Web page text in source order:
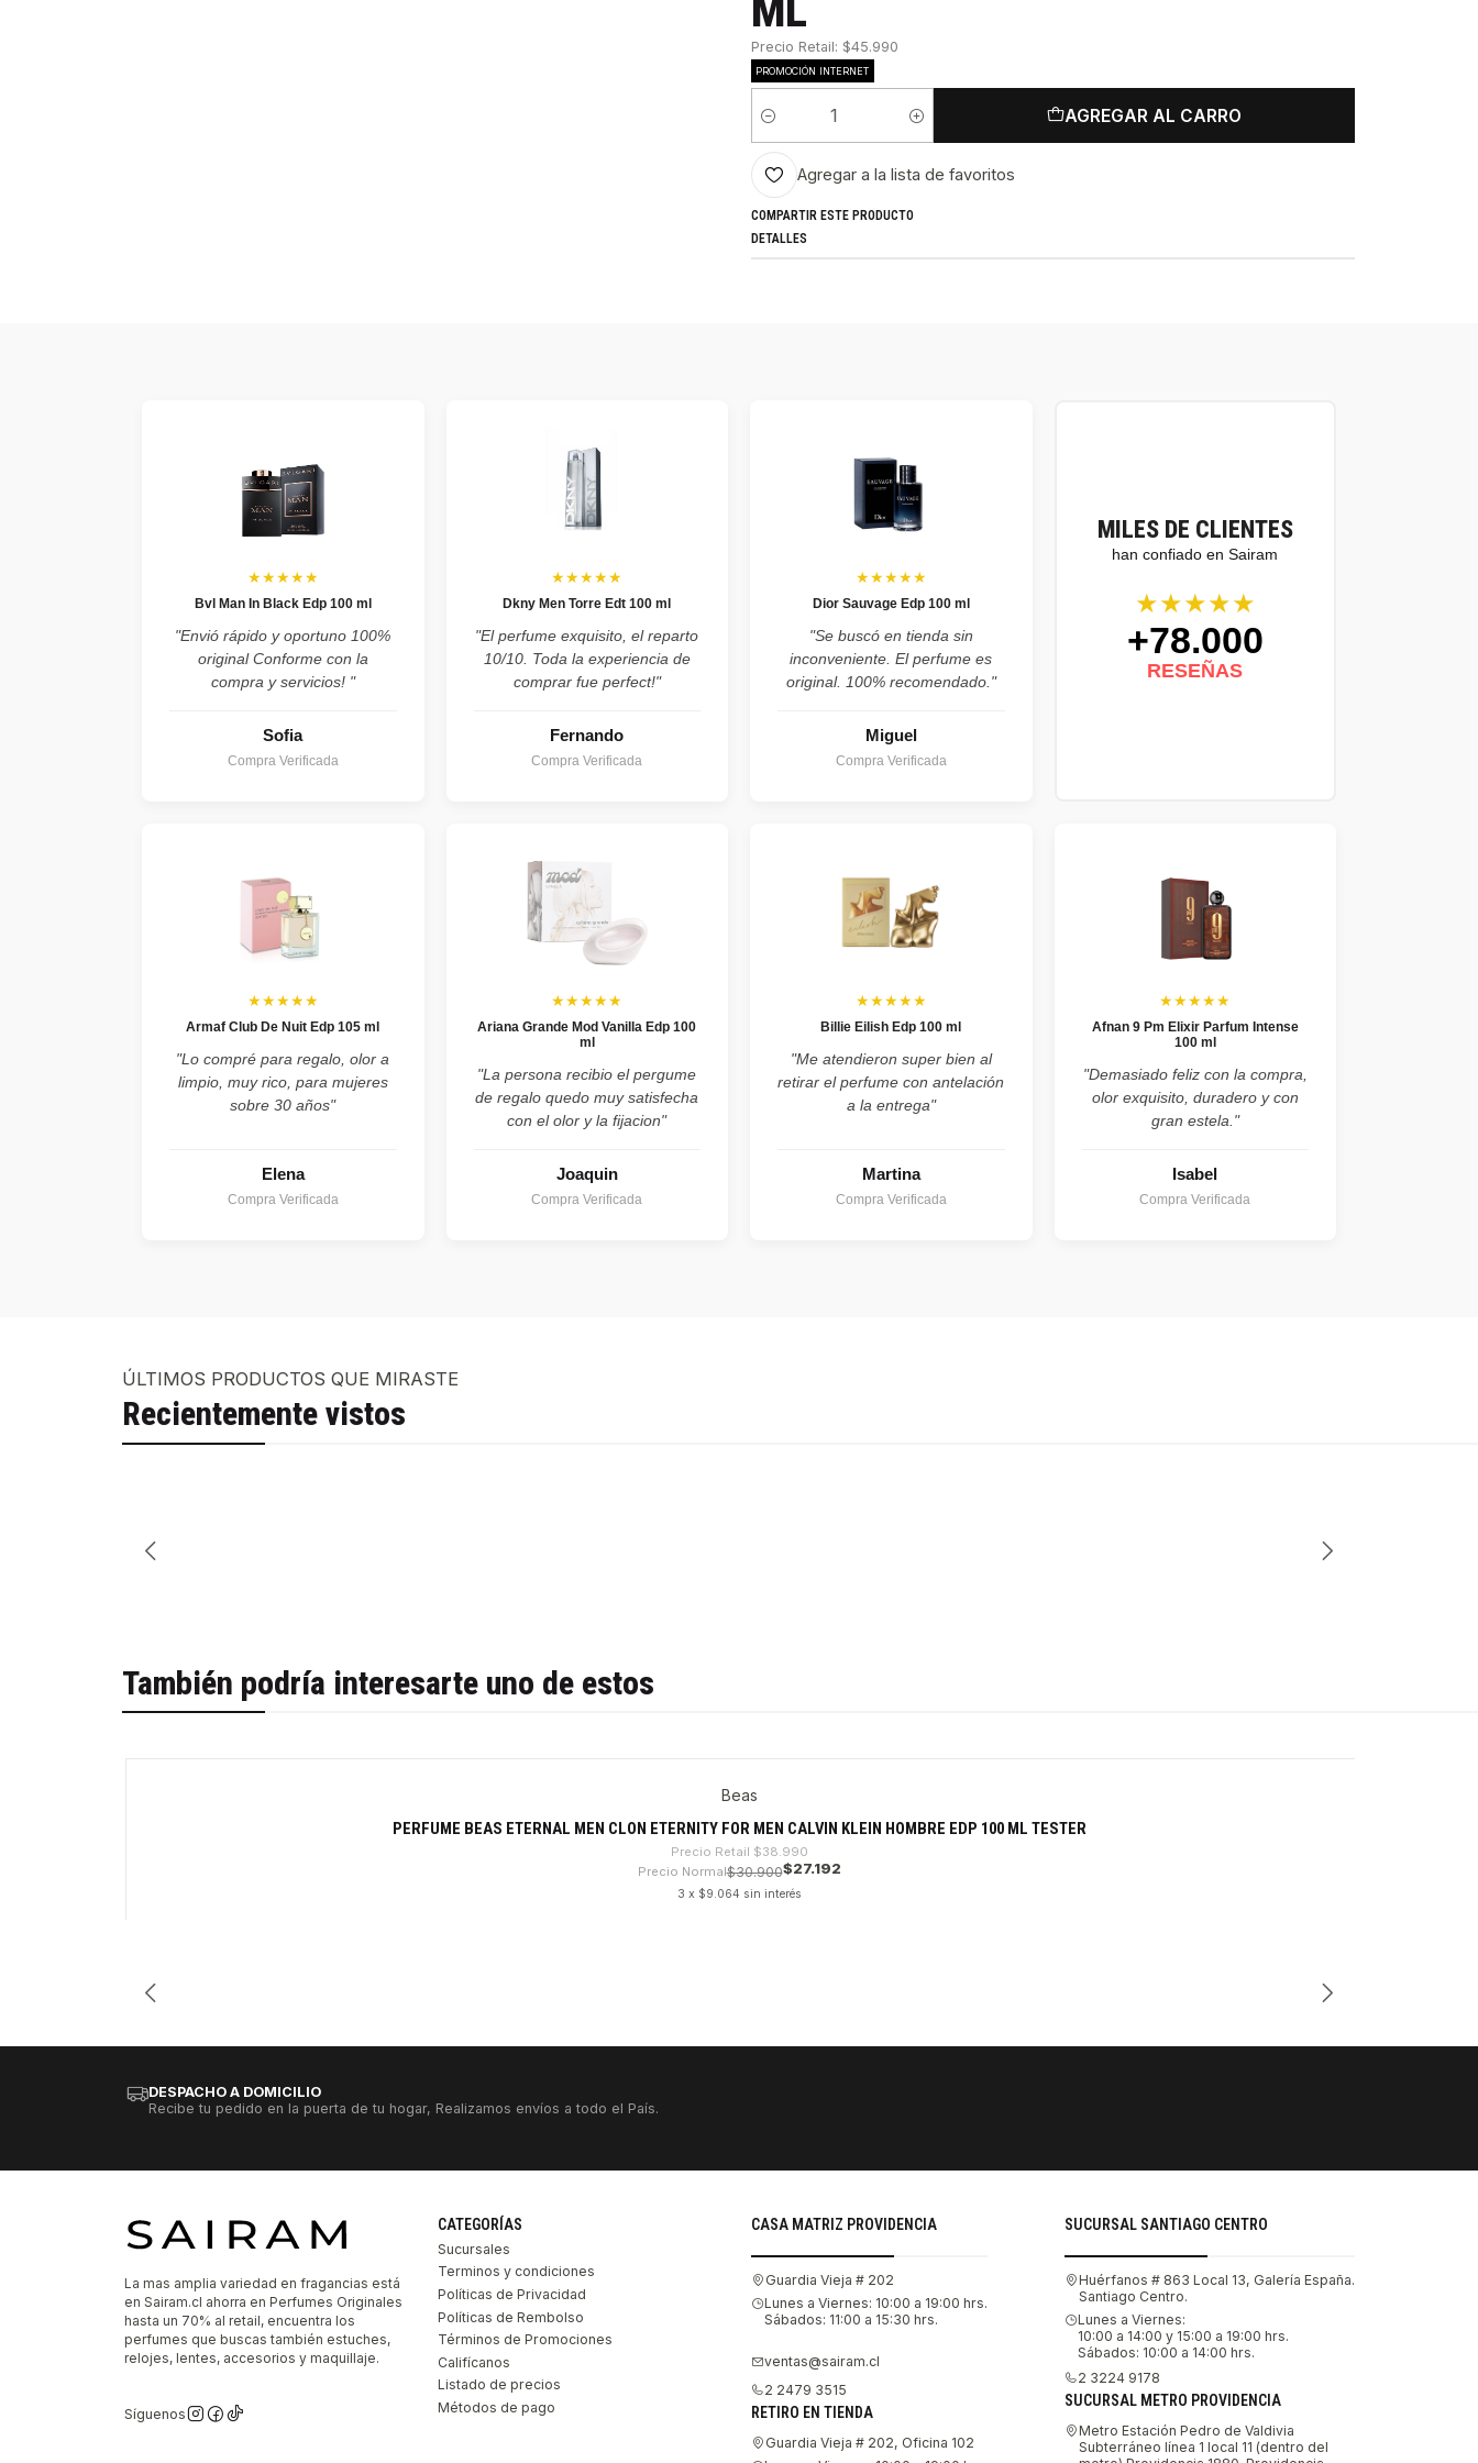
Precio Retail: $45.990
PROMOCIÓN INTERNET
Cantidad
AGREGAR AL CARRO
Agregar a la lista de favoritos
COMPARTIR ESTE PRODUCTO
DETALLES
MILES DE CLIENTES
han confiado en Sairam
★★★★★
+78.000
RESEÑAS
★★★★★
Bvl Man In Black Edp 100 ml
"Envió rápido y oportuno 100%
original Conforme con la
compra y servicios! "
Sofia
Compra Verificada
★★★★★
Dkny Men Torre Edt 100 ml
"El perfume exquisito, el reparto
10/10. Toda la experiencia de
comprar fue perfect!"
Fernando
Compra Verificada
★★★★★
Dior Sauvage Edp 100 ml
"Se buscó en tienda sin
inconveniente. El perfume es
original. 100% recomendado."
Miguel
Compra Verificada
★★★★★
Armaf Club De Nuit Edp 105 ml
"Lo compré para regalo, olor a
limpio, muy rico, para mujeres
sobre 30 años"
Elena
Compra Verificada
★★★★★
Ariana Grande Mod Vanilla Edp 100
ml
"La persona recibio el pergume
de regalo quedo muy satisfecha
con el olor y la fijacion"
Joaquin
Compra Verificada
★★★★★
Billie Eilish Edp 100 ml
"Me atendieron super bien al
retirar el perfume con antelación
a la entrega"
Martina
Compra Verificada
★★★★★
Afnan 9 Pm Elixir Parfum Intense
100 ml
"Demasiado feliz con la compra,
olor exquisito, duradero y con
gran estela."
Isabel
Compra Verificada
ÚLTIMOS PRODUCTOS QUE MIRASTE
Recientemente vistos
También podría interesarte uno de estos
Beas
PERFUME BEAS ETERNAL MEN CLON ETERNITY FOR MEN CALVIN KLEIN HOMBRE EDP 100 ML TESTER
Precio Retail $38.990
Precio Normal$30.900$27.192
3 x $9.064 sin interés
DESPACHO A DOMICILIO
Recibe tu pedido en la puerta de tu hogar, Realizamos envíos a todo el País.
La mas amplia variedad en fragancias está
en Sairam.cl ahorra en Perfumes Originales
hasta un 70% al retail, encuentra los
perfumes que buscas también estuches,
relojes, lentes, accesorios y maquillaje.
Síguenos
CATEGORÍAS
Sucursales
Terminos y condiciones
Políticas de Privacidad
Políticas de Rembolso
Términos de Promociones
Califícanos
Listado de precios
Métodos de pago
CASA MATRIZ PROVIDENCIA
Guardia Vieja # 202
Lunes a Viernes: 10:00 a 19:00 hrs.
Sábados: 11:00 a 15:30 hrs.
ventas@sairam.cl
2 2479 3515
RETIRO EN TIENDA
Guardia Vieja # 202, Oficina 102
SUCURSAL SANTIAGO CENTRO
Huérfanos # 863 Local 13, Galería España.
Santiago Centro.
Lunes a Viernes:
10:00 a 14:00 y 15:00 a 19:00 hrs.
Sábados: 10:00 a 14:00 hrs.
2 3224 9178
SUCURSAL METRO PROVIDENCIA
Metro Estación Pedro de Valdivia
Subterráneo línea 1 local 11 (dentro del